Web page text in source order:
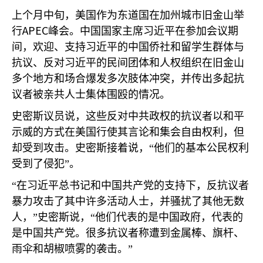
上个月中旬，美国作为东道国在加州城市旧金山举
行APEC峰会。中国国家主席习近平在参加会议期
间，欢迎、支持习近平的中国侨社和留学生群体与
抗议、反对习近平的民间团体和人权组织在旧金山
多个地方和场合爆发多次肢体冲突，并传出多起抗
议者被亲共人士集体围殴的情况。
史密斯议员说，这些反对中共政权的抗议者以和平
示威的方式在美国行使其言论和集会自由权利，但
却受到攻击。史密斯接着说，“他们的基本公民权利
受到了侵犯”。
“在习近平总书记和中国共产党的支持下，反抗议者
暴力攻击了其中许多活动人士，并骚扰了其他无数
人，”史密斯说，“他们代表的是中国政府，代表的
是中国共产党。很多抗议者称遭到金属棒、旗杆、
雨伞和胡椒喷雾的袭击。”